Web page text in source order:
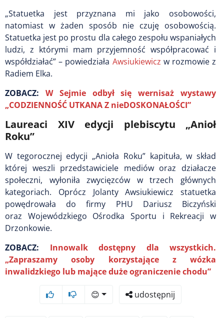
„Statuetka jest przyznana mi jako osobowości,
natomiast w żaden sposób nie czuję osobowością.
Statuetka jest po prostu dla całego zespołu wspaniałych
ludzi, z którymi mam przyjemność współpracować i
współdziałać” – powiedziała Awsiukiewicz w rozmowie z
Radiem Elka.
ZOBACZ: W Sejmie odbył się wernisaż wystawy
„CODZIENNOŚĆ UTKANA Z nieDOSKONAŁOŚCI”
Laureaci XIV edycji plebiscytu „Anioł
Roku”
W tegorocznej edycji „Anioła Roku” kapituła, w skład
której weszli przedstawiciele mediów oraz działacze
społeczni, wyłoniła zwycięzców w trzech głównych
kategoriach. Oprócz Jolanty Awsiukiewicz statuetka
powędrowała do firmy PHU Dariusz Biczyński
oraz Wojewódzkiego Ośrodka Sportu i Rekreacji w
Drzonkowie.
ZOBACZ: Innowalk dostępny dla wszystkich.
„Zapraszamy osoby korzystające z wózka
inwalidzkiego lub mające duże ograniczenie chodu”
😊 udostępnij